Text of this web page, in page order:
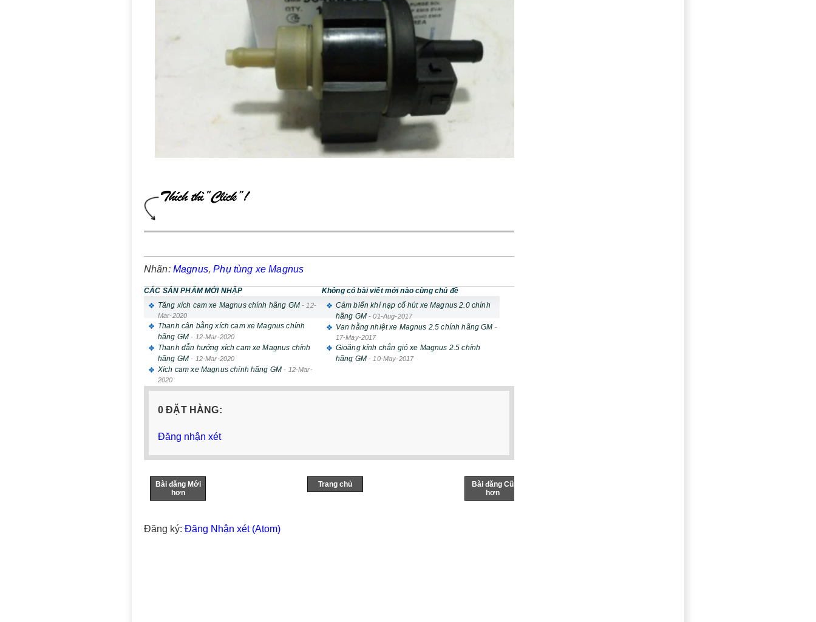
Nhãn: Magnus,Phụ tùng xe Magnus
CÁC SẢN PHẨM MỚI NHẬP
Tăng xích cam xe Magnus chính hãng GM- 12-
Mar-2020
Thanh cân bằng xích cam xe Magnus chính
hãng GM - 12-Mar-2020
Thanh dẫn hướng xích cam xe Magnus chính
hãng GM - 12-Mar-2020
Xích cam xe Magnus chính hãng GM - 12-Mar-
2020
Không có bài viết mới nào cùng chủ đề
Cảm biến khí nạp cổ hút xe Magnus 2.0 chính
hãng GM-01-Aug-2017
Van hằng nhiệt xe Magnus 2.5 chính hãng GM -
17-May-2017
Gioăng kính chắn gió xe Magnus 2.5 chính
hãng GM- 10-May-2017
0 ĐẶT HÀNG:
Đăng nhận xét
Bài đăng Mới
hơn
Bài đăng Cũ
hơn
Trang chủ
Đăng ký: Đăng Nhận xét (Atom)